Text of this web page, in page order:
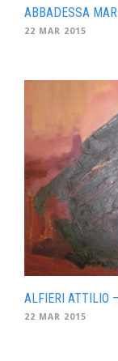
ABBADESSA
22 MAR 2015
ALFIERI ATTILIO
22 MAR 2015